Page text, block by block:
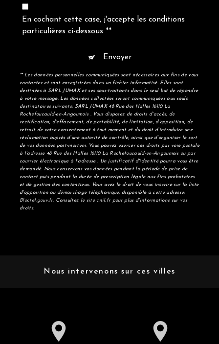
En cochant cette case, j'accepte les conditions
particulières ci-dessous **
Envoyer
** Les données personnelles communiquées sont nécessaires aux fins de vous
contacter et sont enregistrées dans un fichier informatisé. Elles sont
destinées à SARL JUMAX et ses sous-traitants dans le seul but de répondre
à votre message. Les données collectées seront communiquées aux seuls
destinataires suivants: SARL JUMAX 48 Rue des Halles 16110 La
Rochefoucauld-en-Angoumois . Vous disposez de droits d’accès, de
rectification, d’effacement, de portabilité, de limitation, d’opposition, de
retrait de votre consentement à tout moment et du droit d’introduire une
réclamation auprès d’une autorité de contrôle, ainsi que d’organiser le sort
de vos données post-mortem. Vous pouvez exercer ces droits par voie postale
à l'adresse 48 Rue des Halles 16110 La Rochefoucauld-en-Angoumois ou par
courrier électronique à l'adresse . Un justificatif d'identité pourra vous être
demandé. Nous conservons vos données pendant la période de prise de
contact puis pendant la durée de prescription légale aux fins probatoires
et de gestion des contentieux. Vous avez le droit de vous inscrire sur la liste
d'opposition au démarchage téléphonique, disponible à cette adresse:
Bloctel.gouv.fr. Consultez le site cnil.fr pour plus d’informations sur vos
droits.
Nous intervenons sur ces villes